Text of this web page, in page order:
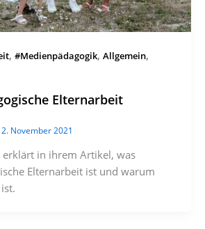
, #Medienpädagogik, Allgemein,
Elternarbeit
2. November 2021
erklärt in ihrem Artikel, was
Elternarbeit ist und warum